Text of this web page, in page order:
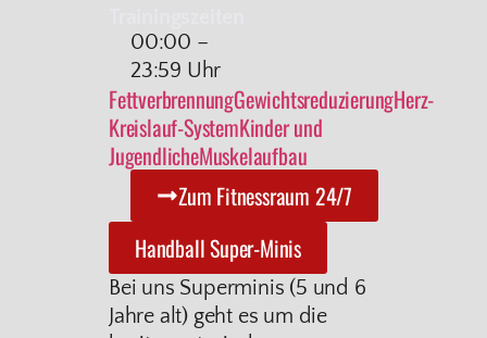
00:00 –
23:59 Uhr
FettverbrennungGewichtsreduzierungHerz-
Kreislauf-SystemKinder und
JugendlicheMuskelaufbau
Zum Fitnessraum 24/7
Handball Super-Minis
Bei uns Superminis (5 und 6
Jahre alt) geht es um die